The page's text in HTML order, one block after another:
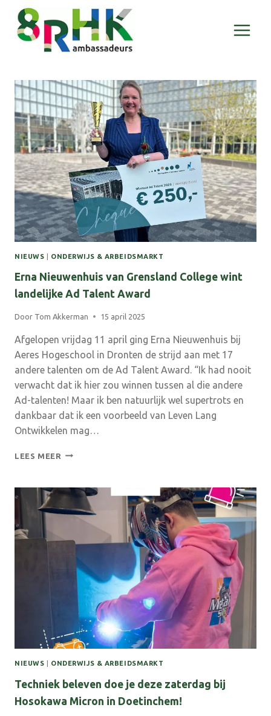
Doorgaan
naar
inhoud
NIEUWS ONDERWIJS & ARBEIDSMARKT
Erna Nieuwenhuis van Grensland College wint
landelijke Ad Talent Award
Door Tom Akkerman 15 april 2025
Afgelopen vrijdag 11 april ging Erna Nieuwenhuis bij
Aeres Hogeschool in Dronten de strijd aan met 17
andere talenten om de Ad Talent Award. “Ik had nooit
verwacht dat ik hier zou winnen tussen al die andere
Ad-talenten! Maar ik ben natuurlijk wel supertrots en
dankbaar dat ik een voorbeeld van Leven Lang
Ontwikkelen mag…
LEES MEER ERNA
GRENSLAND
COLLEGE
WINT
LANDELIJKE
AWARD
NIEUWS ONDERWIJS & ARBEIDSMARKT
Techniek beleven doe je deze zaterdag bij
Hosokawa Micron in Doetinchem!